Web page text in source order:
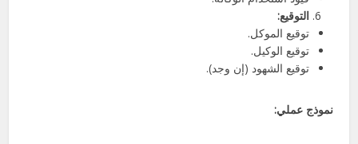
التوقيع:
توقيع الموكل.
توقيع الوكيل.
توقيع الشهود (إن وجد).
نموذج عملي: